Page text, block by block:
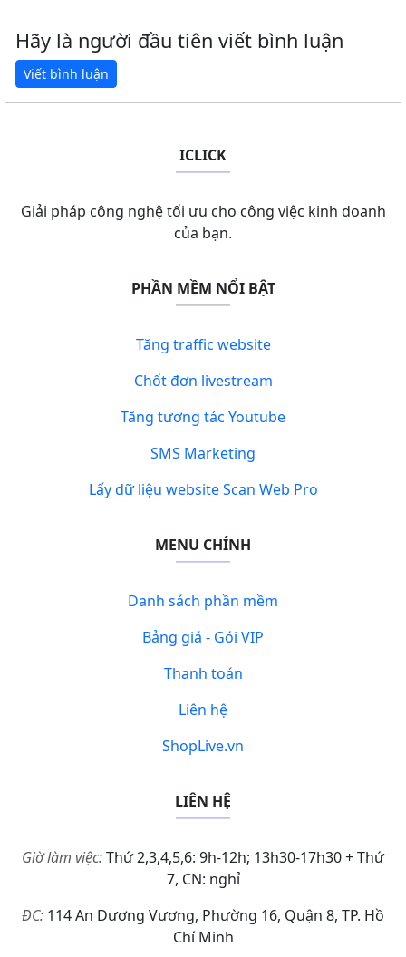
Hãy là người đầu tiên viết bình luận
ICLICK
Giải pháp công nghệ tối ưu cho công việc kinh doanh
của bạn.
PHẦN MỀM NỔI BẬT
Tăng traffic website
Chốt đơn livestream
Tăng tương tác Youtube
SMS Marketing
Lấy dữ liệu website Scan Web Pro
MENU CHÍNH
Danh sách phần mềm
Bảng giá - Gói VIP
Thanh toán
Liên hệ
ShopLive.vn
LIÊN HỆ
Giờ làm việc:Thứ 2,3,4,5,6: 9h-12h; 13h30-17h30 + Thứ
7, CN: nghỉ
ĐC: 114 An Dương Vương, Phường 16, Quận 8, TP. Hồ
Chí Minh